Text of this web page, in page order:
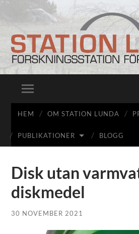
Station
Lunda
Slå
på/av
mobilmeny
HEM OM STATION LUNDA
PUBLIKATIONER BLOGG
Disk utan
diskmedel
30 NOVEMBER 2021